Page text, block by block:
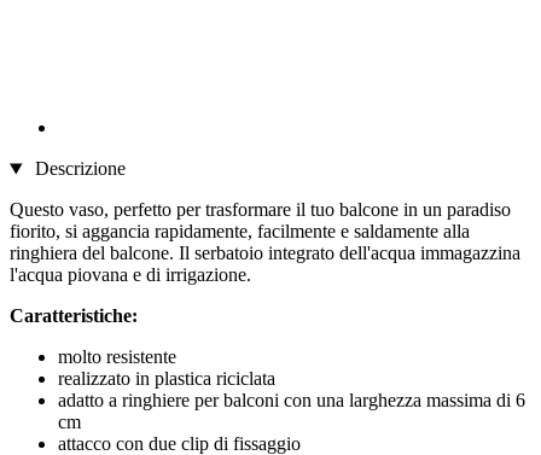
Descrizione
Questo vaso, perfetto per trasformare il tuo balcone in un paradiso
fiorito, si aggancia rapidamente, facilmente e saldamente alla
ringhiera del balcone. Il serbatoio integrato dell'acqua immagazzina
l'acqua piovana e di irrigazione.
Caratteristiche:
molto resistente
realizzato in plastica riciclata
adatto a ringhiere per balconi con una larghezza massima di 6
cm
attacco con due clip di fissaggio